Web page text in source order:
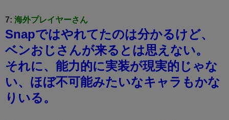
7: 海外プレイヤーさん
Snapではやれてたのは分かるけど、
ベンおじさんが来るとは思えない。
それに、能力的に実装が現実的じゃな
い、ほぼ不可能みたいなキャラもかな
りいる。